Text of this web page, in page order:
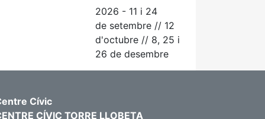
2026 - 11 i 24
de setembre // 12
d'octubre // 8, 25 i
26 de desembre
Cívic
CÍVIC TORRE LLOBETA